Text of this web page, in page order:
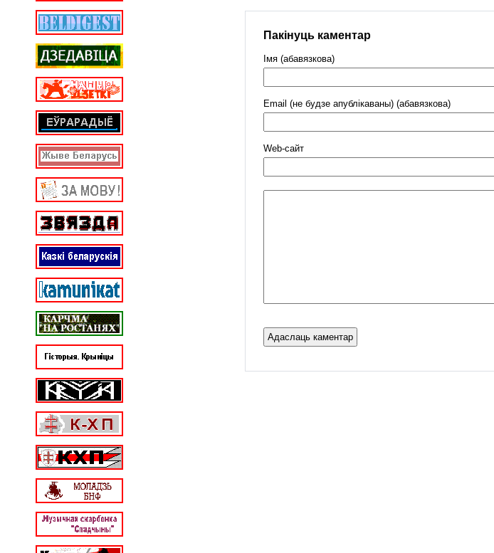
Пакінуць каментар
Імя (абавязкова)
Email (не будзе апублікаваны) (абавязкова)
Web-cайт